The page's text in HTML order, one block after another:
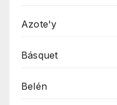
Azote'y
Básquet
Belén